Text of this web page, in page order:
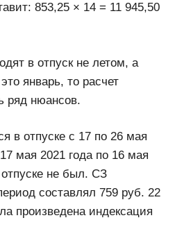
853,25 × 14 = 11 945,50
в отпуск не летом, а
январь, то расчет
ряд нюансов.
в отпуске с 17 по 26 мая
мая 2021 года по 16 мая
отпуске не был. СЗ
составлял 759 руб. 22
произведена индексация